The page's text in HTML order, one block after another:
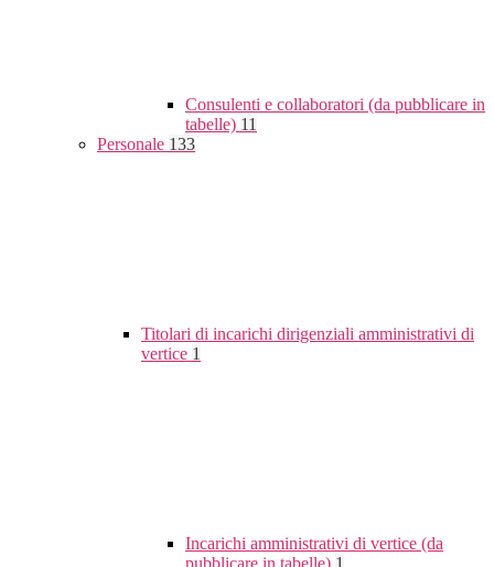
Consulenti e collaboratori (da pubblicare in
tabelle) 11
Personale 133
Titolari di incarichi dirigenziali amministrativi di
vertice 1
Incarichi amministrativi di vertice (da